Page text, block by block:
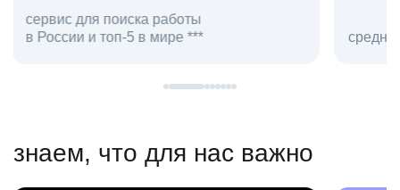
средняя оценка hh.ru как работодателя **
в hh.ru
знаем, что для нас важно